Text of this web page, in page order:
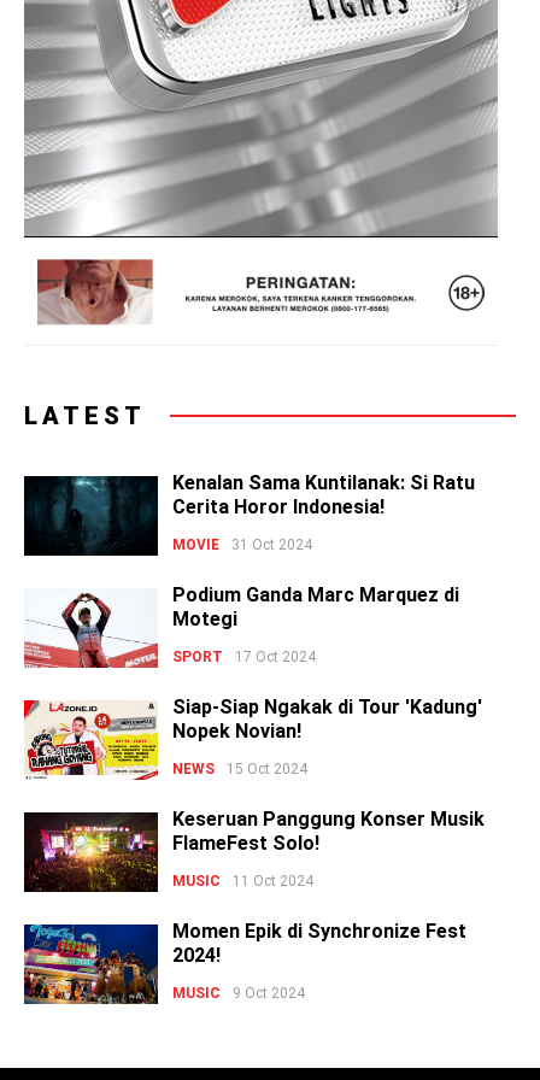
LATEST
Kenalan Sama Kuntilanak: Si Ratu
Cerita Horor Indonesia!
MOVIE 31 Oct 2024
Podium Ganda Marc Marquez di
Motegi
SPORT 17 Oct 2024
Siap-Siap Ngakak di Tour 'Kadung'
Nopek Novian!
NEWS 15 Oct 2024
Keseruan Panggung Konser Musik
FlameFest Solo!
MUSIC 11 Oct 2024
Momen Epik di Synchronize Fest
2024!
MUSIC 9 Oct 2024